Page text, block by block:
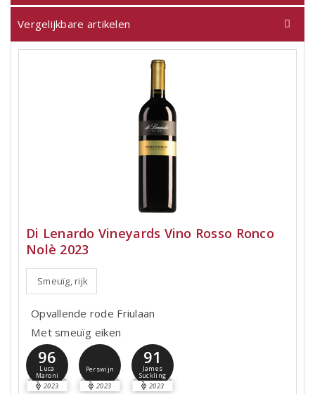
Vergelijkbare artikelen
Di Lenardo Vineyards Vino Rosso Ronco
Nolè 2023
Smeuïg, rijk
Opvallende rode Friulaan
Met smeuïg eiken
96
Luca
Maroni
2023
Perswijn
2023
91
James
Suckling
2023